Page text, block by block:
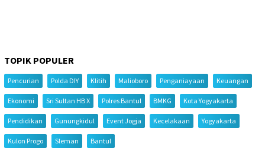
TOPIK POPULER
Pencurian Polda DIY Klitih Malioboro Penganiayaan Keuangan
Ekonomi Sri Sultan HB X Polres Bantul BMKG Kota Yogyakarta
Pendidikan Gunungkidul Event Jogja Kecelakaan Yogyakarta
Kulon Progo Sleman Bantul